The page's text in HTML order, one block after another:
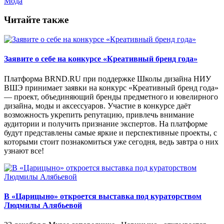
Читайте также
Заявите о себе на конкурсе «Креативный бренд года»
Платформа BRND.RU при поддержке Школы дизайна НИУ
ВШЭ принимает заявки на конкурс «Креативный бренд года»
— проект, объединяющий бренды предметного и ювелирного
дизайна, моды и аксессуаров. Участие в конкурсе даёт
возможность укрепить репутацию, привлечь внимание
аудитории и получить признание экспертов. На платформе
будут представлены самые яркие и перспективные проекты, с
которыми стоит познакомиться уже сегодня, ведь завтра о них
узнают все!
В «Царицыно» откроется выставка под кураторством
Людмилы Алябьевой